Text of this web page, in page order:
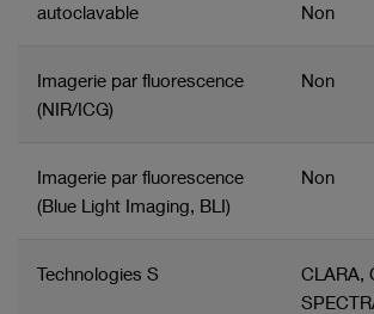
autoclavable Non
Imagerie par fluorescence
(NIR/ICG)
Non
Imagerie par fluorescence
(Blue Light Imaging, BLI)
Non
Technologies S
CLARA,